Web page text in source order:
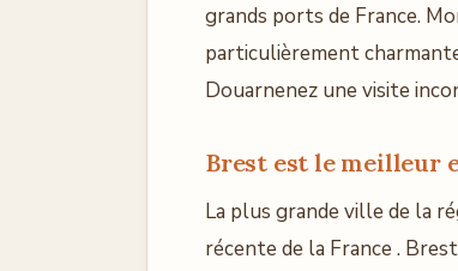
grands ports de France.
particulièrement
Douarnenez une visite
Brest est le meilleur
La plus grande ville de la
récente de la France .